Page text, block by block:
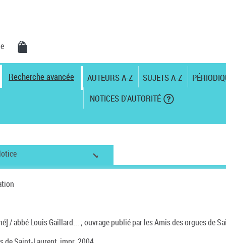
Recherche avancée AUTEURS A-Z SUJETS A-Z
NOTICES D'AUTORITÉ
/ abbé Louis Gaillard... ; ouvrage publié par les Amis des orgues de